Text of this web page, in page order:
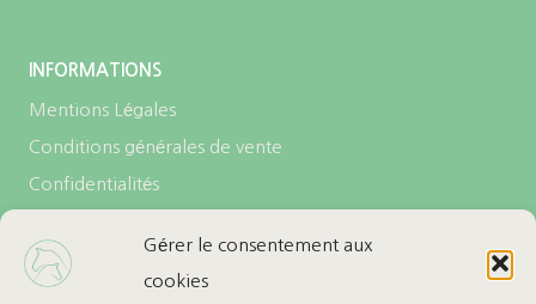
Gérer le consentement aux
cookies
INFORMATIONS
Mentions Légales
Conditions générales de vente
Confidentialités
LES + DE L’ECURIE